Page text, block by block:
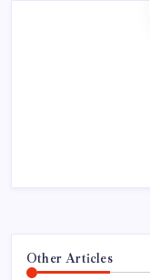
Other Articles